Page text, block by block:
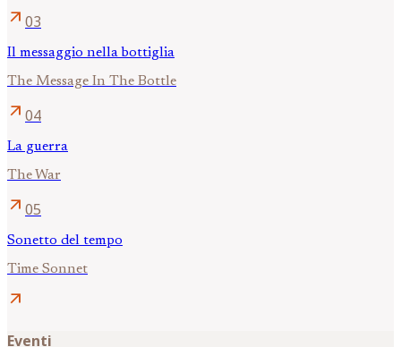
arrow_outward 03
Il messaggio nella bottiglia
The Message In The Bottle
arrow_outward 04
La guerra
The War
arrow_outward 05
Sonetto del tempo
Time Sonnet
arrow_outward
Eventi